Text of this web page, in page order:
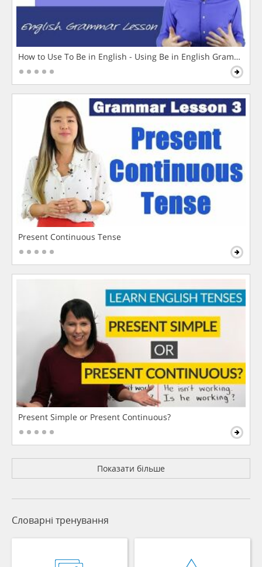
How to Use To Be in English - Using Be in English Grammar
Present Continuous Tense
Present Simple or Present Continuous?
Показати більше
Словарні тренування